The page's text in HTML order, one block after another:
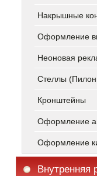
Накрышные
Оформление
Неоновая
Стеллы
Кронштейны
Оформление
Оформление
Внутренняя